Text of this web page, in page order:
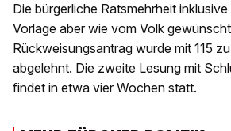
Die bürgerliche Ratsmehrheit inklusive
Vorlage aber wie vom Volk
Rückweisungsantrag wurde mit 115
abgelehnt. Die zweite Lesung mit
findet in etwa vier Wochen statt.